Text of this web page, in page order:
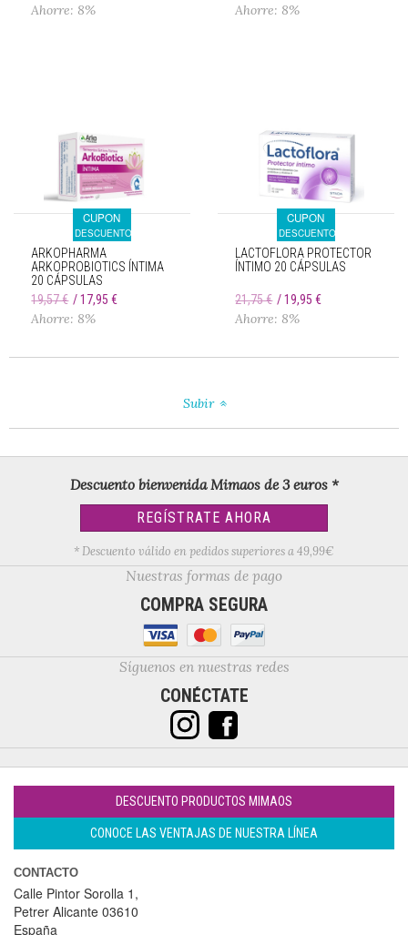
Ahorre: 8% Ahorre: 8%
CUPON
DESCUENTO
ARKOPHARMA
ARKOPROBIOTICS ÍNTIMA
20 CÁPSULAS
19,57 €
17,95 €
Ahorre: 8%
CUPON
DESCUENTO
LACTOFLORA PROTECTOR
ÍNTIMO 20 CÁPSULAS
21,75 € 19,95 €
Ahorre: 8%
Subir
Descuento bienvenida Mimaos de 3 euros *
REGÍSTRATE AHORA
* Descuento válido en pedidos superiores a 49,99€
Nuestras formas de pago
COMPRA SEGURA
Síguenos en nuestras redes
CONÉCTATE
DESCUENTO PRODUCTOS MIMAOS
CONOCE LAS VENTAJAS DE NUESTRA LÍNEA
CONTACTO
Calle Pintor Sorolla 1,
Petrer Alicante 03610
España